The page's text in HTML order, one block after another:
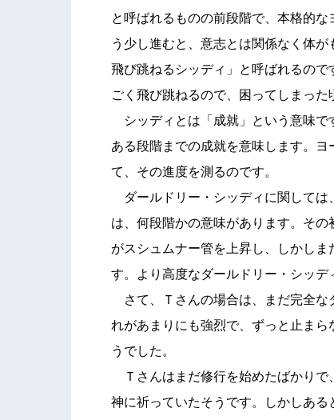
と呼ばれるものの前段階で、本格的
う少し進むと、意志とは関係なく体
飛び跳ねるシッディ」と呼ばれるの
ごく飛び跳ねるので、困ってしまった
シッディとは「成就」という意味で
ある段階までの成就を意味します。
て、その進度を測るのです。
ダールドリー・シッディに関しては
は、何段階かの意味があります。そ
がスシュムナー管を上昇し、しかし
す。より高度なダールドリー・シッデ
さて、Ｔさんの場合は、まだ完全な
れがあまりにも強烈で、ずっと止ま
うでした。
Ｔさんはまだ修行を始めたばかりで
神に祈っていたそうです。しかしあ